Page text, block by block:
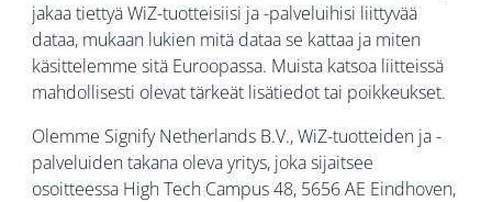
jakaa tiettyä WiZ-tuotteisiisi ja -palveluihisi liittyvää
dataa, mukaan lukien mitä dataa se kattaa ja miten
käsittelemme sitä Euroopassa. Muista katsoa liitteissä
mahdollisesti olevat tärkeät lisätiedot tai poikkeukset.
Olemme Signify Netherlands B.V., WiZ-tuotteiden ja -
palveluiden takana oleva yritys, joka sijaitsee
osoitteessa High Tech Campus 48, 5656 AE Eindhoven,